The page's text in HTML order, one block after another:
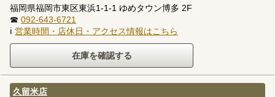
福岡県福岡市東区東浜1-1-1 ゆめタウン博多 2F
☎ 092-643-6721
ℹ 営業時間・店休日・アクセス情報はこちら
久留米店